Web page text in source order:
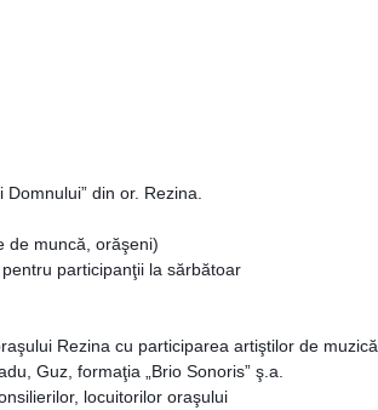
din or. Rezina.
de muncă, orăşeni)
participanţii la sărbătoar
Rezina cu participarea artiştilor de muzică
Guz, formaţia „Brio Sonoris” ş.a.
locuitorilor oraşului